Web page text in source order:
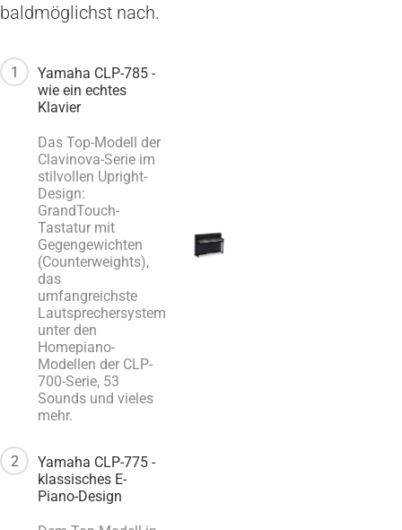
baldmöglichst nach.
1
Yamaha CLP-785 -
wie ein echtes
Klavier
Das Top-Modell der
Clavinova-Serie im
stilvollen Upright-
Design:
GrandTouch-
Tastatur mit
Gegengewichten
(Counterweights),
das
umfangreichste
Lautsprechersystem
unter den
Homepiano-
Modellen der CLP-
700-Serie, 53
Sounds und vieles
mehr.
2
Yamaha CLP-775 -
klassisches E-
Piano-Design